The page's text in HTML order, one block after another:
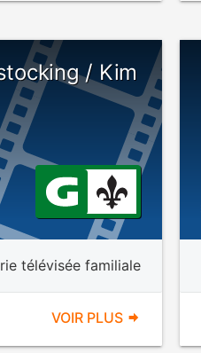
/ Kim
télévisée familiale
VOIR PLUS